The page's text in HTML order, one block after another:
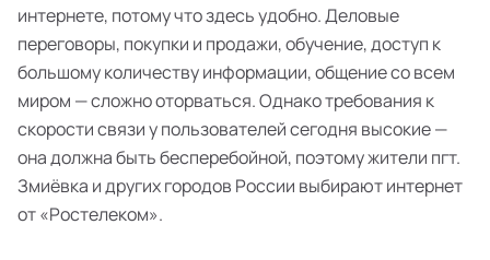
интернете, потому что здесь удобно. Деловые
переговоры, покупки и продажи, обучение, доступ к
большому количеству информации, общение со всем
миром — сложно оторваться. Однако требования к
скорости связи у пользователей сегодня высокие —
она должна быть бесперебойной, поэтому жители пгт.
Змиёвка и других городов России выбирают интернет
от «Ростелеком».